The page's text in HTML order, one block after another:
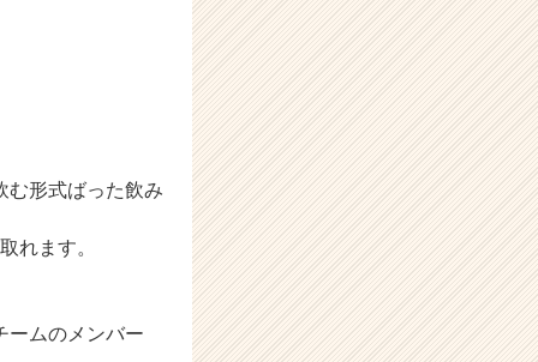
む形式ばった飲み
れます。
ームのメンバー